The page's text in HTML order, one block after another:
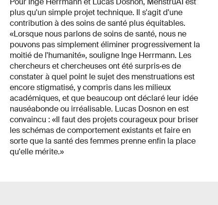
plus qu'un simple projet technique. Il s'agit d'une
contribution à des soins de santé plus équitables.
«Lorsque nous parlons de soins de santé, nous ne
pouvons pas simplement éliminer progressivement la
moitié de l'humanité», souligne Inge Herrmann. Les
chercheurs et chercheuses ont été surpris·es de
constater à quel point le sujet des menstruations est
encore stigmatisé, y compris dans les milieux
académiques, et que beaucoup ont déclaré leur idée
nauséabonde ou irréalisable. Lucas Dosnon en est
convaincu : «Il faut des projets courageux pour briser
les schémas de comportement existants et faire en
sorte que la santé des femmes prenne enfin la place
qu'elle mérite.»